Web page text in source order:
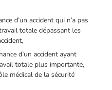
d’un accident qui n’a pas
totale dépassant les
d’un accident ayant
totale plus importante,
médical de la sécurité